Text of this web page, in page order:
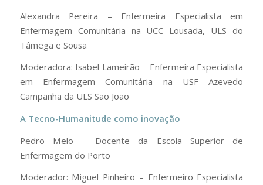
Alexandra Pereira – Enfermeira Especialista em
Enfermagem Comunitária na UCC Lousada, ULS do
Tâmega e Sousa
Moderadora: Isabel Lameirão – Enfermeira Especialista
em Enfermagem Comunitária na USF Azevedo
Campanhã da ULS São João
A Tecno-Humanitude como inovação
Pedro Melo – Docente da Escola Superior de
Enfermagem do Porto
Moderador: Miguel Pinheiro – Enfermeiro Especialista